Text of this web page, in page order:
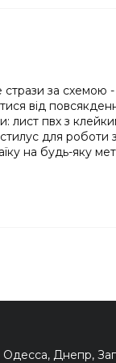
за схемою
від
лист пвх з
для роботи
на будь-яку
Днепр,